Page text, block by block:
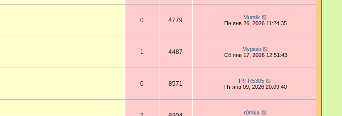
0 4779
Mursik
Пн янв 26, 2026 11:24:35
1 4487
Муркиз
Сб янв 17, 2026 12:51:43
0 8571
IRFR5305
Пт янв 09, 2026 20:09:40
r0mka